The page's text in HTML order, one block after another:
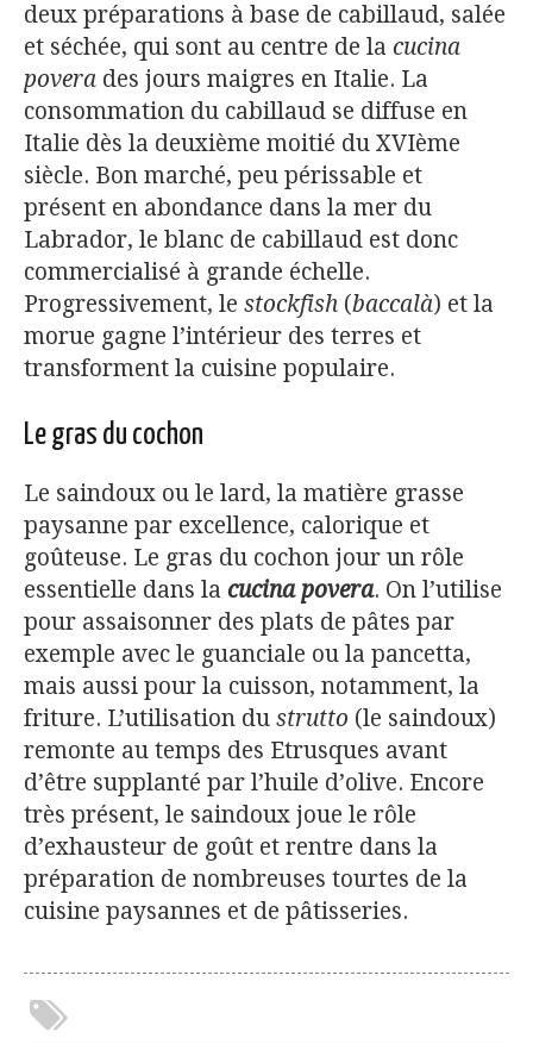
deux préparations à base de cabillaud, salée
et séchée, qui sont au centre de la cucina
povera des jours maigres en Italie. La
consommation du cabillaud se diffuse en
Italie dès la deuxième moitié du XVIème
siècle. Bon marché, peu périssable et
présent en abondance dans la mer du
Labrador, le blanc de cabillaud est donc
commercialisé à grande échelle.
Progressivement, le stockfish (baccalà) et la
morue gagne l’intérieur des terres et
transforment la cuisine populaire.
Le gras du cochon
Le saindoux ou le lard, la matière grasse
paysanne par excellence, calorique et
goûteuse. Le gras du cochon jour un rôle
essentielle dans la cucina povera. On l’utilise
pour assaisonner des plats de pâtes par
exemple avec le guanciale ou la pancetta,
mais aussi pour la cuisson, notamment, la
friture. L’utilisation du strutto (le saindoux)
remonte au temps des Etrusques avant
d’être supplanté par l’huile d’olive. Encore
très présent, le saindoux joue le rôle
d’exhausteur de goût et rentre dans la
préparation de nombreuses tourtes de la
cuisine paysannes et de pâtisseries.